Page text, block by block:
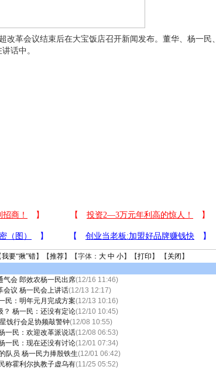
革会议结束后在大宝饭店召开新闻发布。董华、杨一民、
话中。
我要“揪”错】【推荐】【字体： 大 中 小】【打印 】 【 关闭 】
气会 郎效农杨一民出席(12/16 11:46)
会议 杨一民会上讲话(12/13 12:17)
民：明年元月完成方案(12/13 10:16)
？ 杨一民：还没有定论(12/10 10:45)
饯行会足协频敲警钟(12/08 10:55)
一民：欢迎改革派说话(12/08 06:53)
一民：现在还没有讨论(12/01 07:34)
队员 杨一民力捧殷铁生(12/01 06:42)
称霍利尔执教子虚乌有(11/25 05:52)